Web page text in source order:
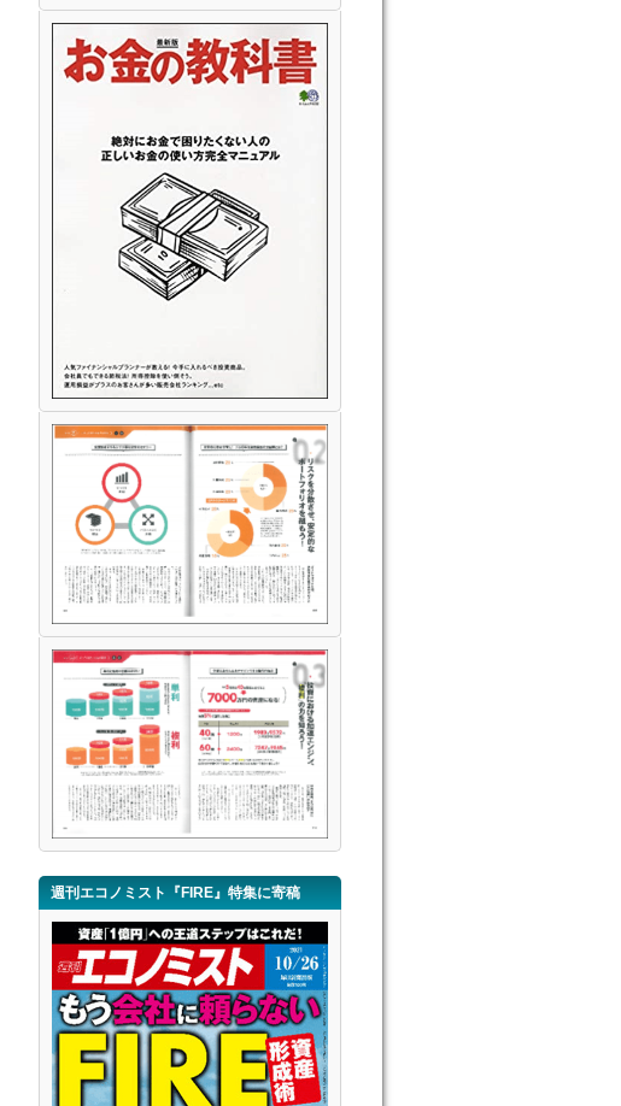
週刊エコノミスト『FIRE』特集に寄稿